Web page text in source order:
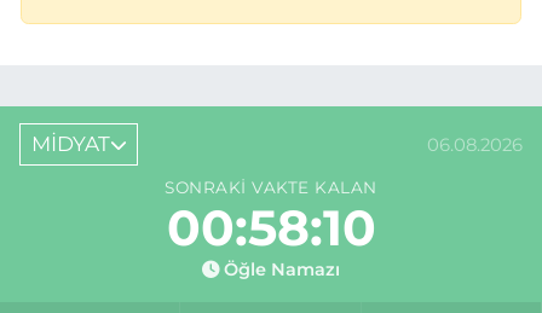
MİDYAT 06.08.2026
SONRAKI VAKTE KALAN
00:58:10
Öğle Namazı